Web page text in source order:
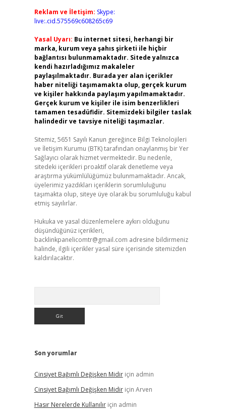
Reklam ve İletişim: Skype:
live:.cid.575569c608265c69
Yasal Uyarı: Bu internet sitesi, herhangi bir
marka, kurum veya şahıs şirketi ile hiçbir
bağlantısı bulunmamaktadır. Sitede yalnızca
kendi hazırladığımız makaleler
paylaşılmaktadır. Burada yer alan içerikler
haber niteliği taşımamakta olup, gerçek kurum
ve kişiler hakkında paylaşım yapılmamaktadır.
Gerçek kurum ve kişiler ile isim benzerlikleri
tamamen tesadüfidir. Sitemizdeki bilgiler taslak
halindedir ve tavsiye niteliği taşımazlar.
Sitemiz, 5651 Sayılı Kanun gereğince Bilgi Teknolojileri
ve İletişim Kurumu (BTK) tarafından onaylanmış bir Yer
Sağlayıcı olarak hizmet vermektedir. Bu nedenle,
sitedeki içerikleri proaktif olarak denetleme veya
araştırma yükümlülüğümüz bulunmamaktadır. Ancak,
üyelerimiz yazdıkları içeriklerin sorumluluğunu
taşımakta olup, siteye üye olarak bu sorumluluğu kabul
etmiş sayılırlar.
Hukuka ve yasal düzenlemelere aykırı olduğunu
düşündüğünüz içerikleri,
backlinkpanelicomtr@gmail.com adresine bildirmeniz
halinde, ilgili içerikler yasal süre içerisinde sitemizden
kaldırılacaktır.
Son yorumlar
Cinsiyet Bağımlı Değişken Midiriçin admin
Cinsiyet Bağımlı Değişken Midiriçin Arven
Hasır Nerelerde Kullanılıriçin admin